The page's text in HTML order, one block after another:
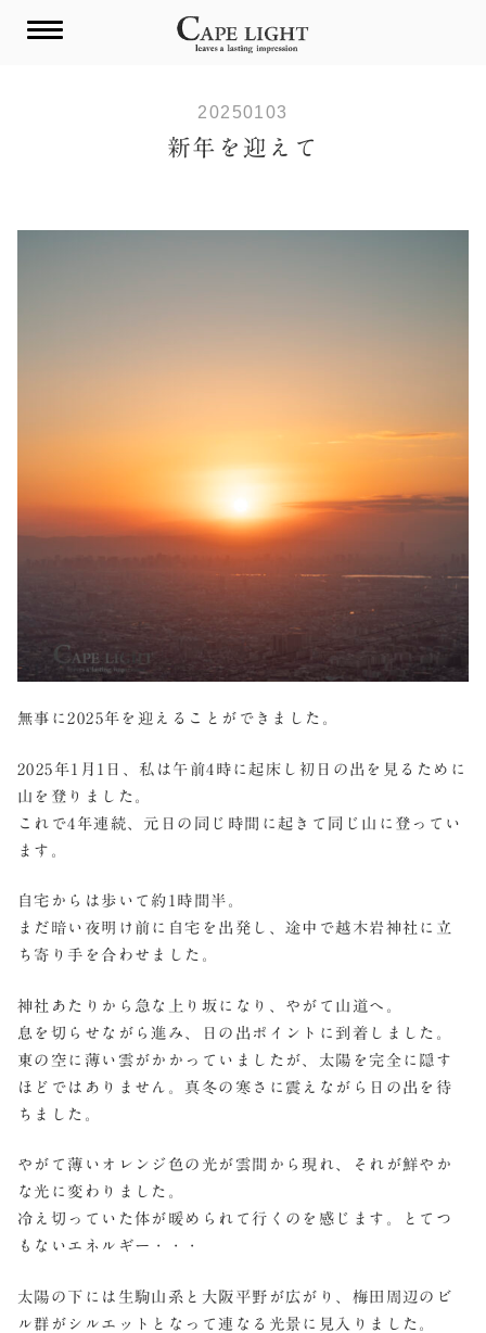
20250103
新年を迎えて
無事に2025年を迎えることができました。
2025年1月1日、私は午前4時に起床し初日の出を見るために
山を登りました。
これで4年連続、元日の同じ時間に起きて同じ山に登ってい
ます。
自宅からは歩いて約1時間半。
まだ暗い夜明け前に自宅を出発し、途中で越木岩神社に立
ち寄り手を合わせました。
神社あたりから急な上り坂になり、やがて山道へ。
息を切らせながら進み、日の出ポイントに到着しました。
東の空に薄い雲がかかっていましたが、太陽を完全に隠す
ほどではありません。真冬の寒さに震えながら日の出を待
ちました。
やがて薄いオレンジ色の光が雲間から現れ、それが鮮やか
な光に変わりました。
冷え切っていた体が暖められて行くのを感じます。とてつ
もないエネルギー・・・
太陽の下には生駒山系と大阪平野が広がり、梅田周辺のビ
ル群がシルエットとなって連なる光景に見入りました。